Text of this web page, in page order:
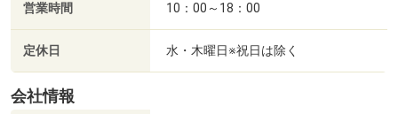
営業時間 10：00～18：00
定休日 水・木曜日※祝日は除く
会社情報